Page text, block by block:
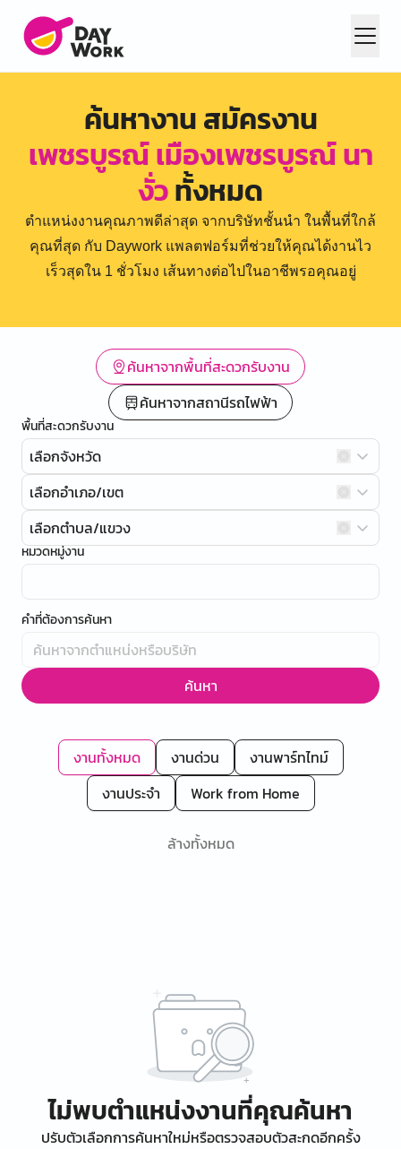
ค้นหางาน สมัครงาน
เพชรบูรณ์ เมืองเพชรบูรณ์ นา
งั่วทั้งหมด
ตำแหน่งงานคุณภาพดีล่าสุด จากบริษัทชั้นนำ ในพื้นที่ใกล้
คุณที่สุด กับ Daywork แพลตฟอร์มที่ช่วยให้คุณได้งานไว
เร็วสุดใน 1 ชั่วโมง เส้นทางต่อไปในอาชีพรอคุณอยู่
ค้นหาจากพื้นที่สะดวกรับงาน
ค้นหาจากสถานีรถไฟฟ้า
พื้นที่สะดวกรับงาน
เลือกจังหวัด
เลือกอำเภอ/เขต
เลือกตำบล/แขวง
หมวดหมู่งาน
คำที่ต้องการค้นหา
ค้นหา
งานทั้งหมด งานด่วน
งานพาร์ทไทม์
งานประจำ
Work from Home
ล้างทั้งหมด
ไม่พบตำแหน่งงานที่คุณค้นหา
ปรับตัวเลือกการค้นหาใหม่หรือตรวจสอบตัวสะกดอีกครั้ง